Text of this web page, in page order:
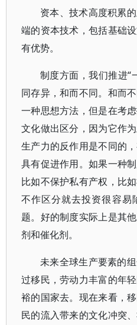
资本、技术高度积累
端的资本技术，包括基础
有优势。
制度方面，我们推进“
同存异，和而不同。和而
一种思想方法，但是在考
文化做出区分，因为它作
生产力的反作用是不同的
具有促进作用。如果一种
比如不保护私有产权，比
不作区分就去投资很容易
题。好的制度实际上是其
剂和催化剂。
未来全球生产要素的
过移民，劳动力丰富的年
裕的国家去。现在来看，
民的流入带来的文化冲突